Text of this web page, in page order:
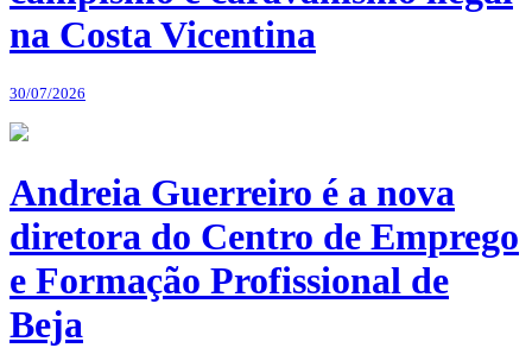
na Costa Vicentina
30/07/2026
Andreia Guerreiro é a nova
diretora do Centro de Emprego
e Formação Profissional de
Beja